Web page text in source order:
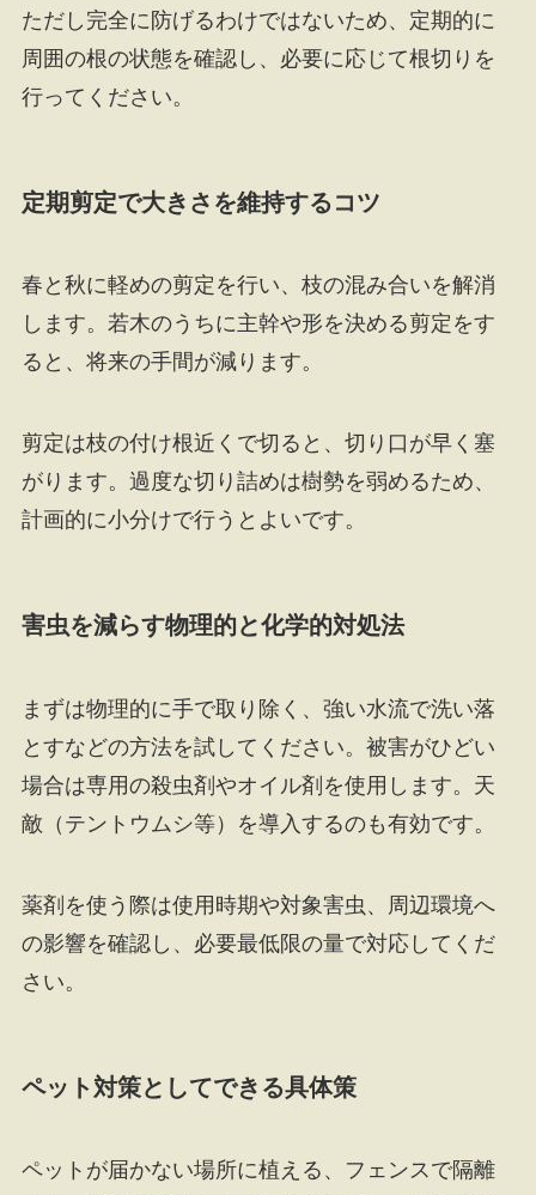
ただし完全に防げるわけではないため、定期的に
周囲の根の状態を確認し、必要に応じて根切りを
行ってください。
定期剪定で大きさを維持するコツ
春と秋に軽めの剪定を行い、枝の混み合いを解消
します。若木のうちに主幹や形を決める剪定をす
ると、将来の手間が減ります。
剪定は枝の付け根近くで切ると、切り口が早く塞
がります。過度な切り詰めは樹勢を弱めるため、
計画的に小分けで行うとよいです。
害虫を減らす物理的と化学的対処法
まずは物理的に手で取り除く、強い水流で洗い落
とすなどの方法を試してください。被害がひどい
場合は専用の殺虫剤やオイル剤を使用します。天
敵（テントウムシ等）を導入するのも有効です。
薬剤を使う際は使用時期や対象害虫、周辺環境へ
の影響を確認し、必要最低限の量で対応してくだ
さい。
ペット対策としてできる具体策
ペットが届かない場所に植える、フェンスで隔離